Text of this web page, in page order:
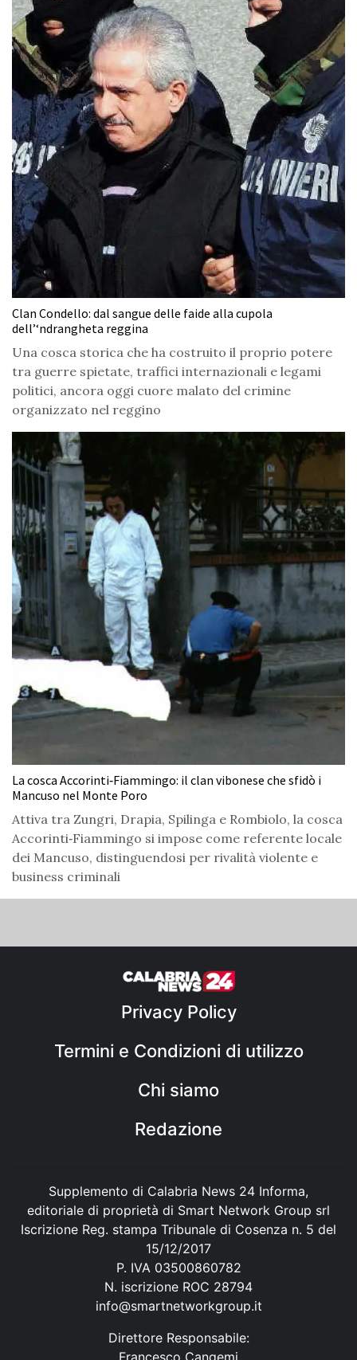
Clan Condello: dal sangue delle faide alla cupola
dell’‘ndrangheta reggina
Una cosca storica che ha costruito il proprio potere
tra guerre spietate, traffici internazionali e legami
politici, ancora oggi cuore malato del crimine
organizzato nel reggino
La cosca Accorinti‑Fiammingo: il clan vibonese che sfidò i
Mancuso nel Monte Poro
Attiva tra Zungri, Drapia, Spilinga e Rombiolo, la cosca
Accorinti‑Fiammingo si impose come referente locale
dei Mancuso, distinguendosi per rivalità violente e
business criminali
Privacy Policy
Termini e Condizioni di utilizzo
Chi siamo
Redazione
Supplemento di Calabria News 24 Informa,
editoriale di proprietà di Smart Network Group srl
Iscrizione Reg. stampa Tribunale di Cosenza n. 5 del
15/12/2017
P. IVA 03500860782
N. iscrizione ROC 28794
info@smartnetworkgroup.it
Direttore Responsabile:
Francesco Cangemi